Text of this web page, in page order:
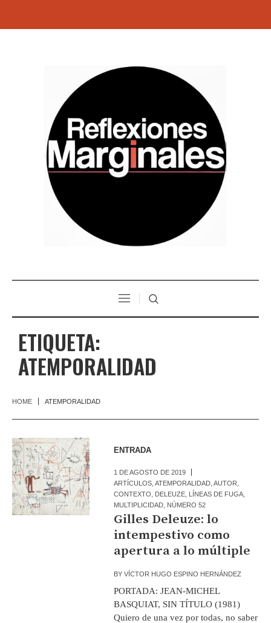
ETIQUETA:
ATEMPORALIDAD
HOME ATEMPORALIDAD
ENTRADA
1 DE AGOSTO DE 2019
ARTÍCULOS ,ATEMPORALIDAD ,AUTOR
CONTEXTO
DELEUZE LÍNEAS DE FUGA
MULTIPLICIDAD NÚMERO 52
Gilles Deleuze: lo
intempestivo como
apertura a lo múltiple
BYVÍCTOR HUGO ESPINO HERNÁNDEZ
PORTADA: JEAN-MICHEL
BASQUIAT, SIN TÍTULO (1981)
Quiero de una vez por todas, no saber